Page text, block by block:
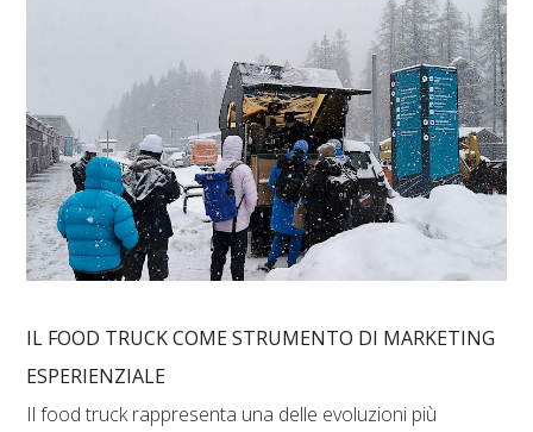
IL FOOD TRUCK COME STRUMENTO DI MARKETING
ESPERIENZIALE
Il food truck rappresenta una delle evoluzioni più